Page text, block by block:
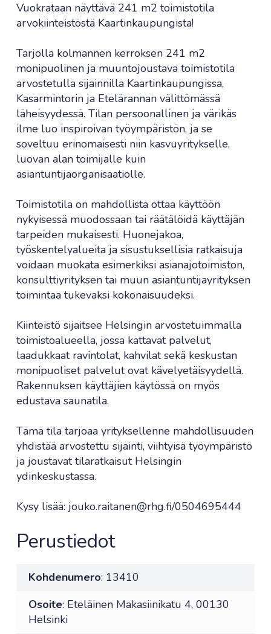
Vuokrataan näyttävä 241 m2 toimistotila
arvokiinteistöstä Kaartinkaupungista!
Tarjolla kolmannen kerroksen 241 m2
monipuolinen ja muuntojoustava toimistotila
arvostetulla sijainnilla Kaartinkaupungissa,
Kasarmintorin ja Etelärannan välittömässä
läheisyydessä. Tilan persoonallinen ja värikäs
ilme luo inspiroivan työympäristön, ja se
soveltuu erinomaisesti niin kasvuyritykselle,
luovan alan toimijalle kuin
asiantuntijaorganisaatiolle.
Toimistotila on mahdollista ottaa käyttöön
nykyisessä muodossaan tai räätälöidä käyttäjän
tarpeiden mukaisesti. Huonejakoa,
työskentelyalueita ja sisustuksellisia ratkaisuja
voidaan muokata esimerkiksi asianajotoimiston,
konsulttiyrityksen tai muun asiantuntijayrityksen
toimintaa tukevaksi kokonaisuudeksi.
Kiinteistö sijaitsee Helsingin arvostetuimmalla
toimistoalueella, jossa kattavat palvelut,
laadukkaat ravintolat, kahvilat sekä keskustan
monipuoliset palvelut ovat kävelyetäisyydellä.
Rakennuksen käyttäjien käytössä on myös
edustava saunatila.
Tämä tila tarjoaa yrityksellenne mahdollisuuden
yhdistää arvostettu sijainti, viihtyisä työympäristö
ja joustavat tilaratkaisut Helsingin
ydinkeskustassa.
Kysy lisää: jouko.raitanen@rhg.fi/0504695444
Perustiedot
Kohdenumero: 13410
Osoite: Eteläinen Makasiinikatu 4, 00130
Helsinki